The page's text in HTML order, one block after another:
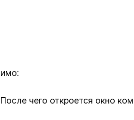
чего откроется окно